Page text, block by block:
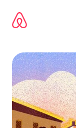
directement